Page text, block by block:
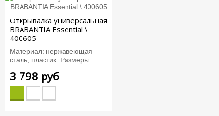
Открывалка универсальная
BRABANTIA Essential \
400605
Материал: нержавеющая
сталь, пластик. Размеры:...
3 798 руб